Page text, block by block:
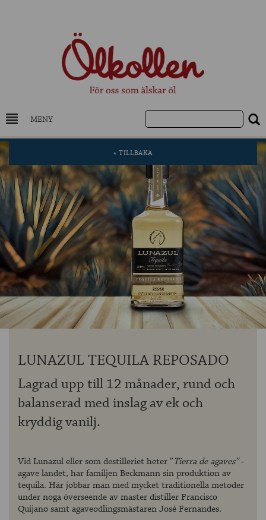
MENY
DRYCKESKUNSKAP
NYHETER
UTVALDA ÖL
UTVALDA CIDER
UTVALDA DESTILLAT
OM ÖLKOLLEN
KONTAKTA OSS
« TILLBAKA
LUNAZUL TEQUILA REPOSADO
Lagrad upp till 12 månader, rund och
balanserad med inslag av ek och
kryddig vanilj.
Vid Lunazul eller som destilleriet heter ”Tierra de agaves”-
agave landet, har familjen Beckmann sin produktion av
tequila. Här jobbar man med mycket traditionella metoder
under noga överseende av master distiller Francisco
Quijano samt agaveodlingsmästaren José Fernandes.